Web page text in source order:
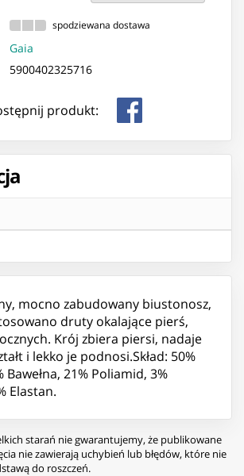
spodziewana dostawa
Gaia
5900402325716
produkt:
mocno zabudowany biustonosz,
druty okalające pierś,
Krój zbiera piersi, nadaje
i lekko je podnosi.Skład: 50%
Bawełna, 21% Poliamid, 3%
Elastan.
starań nie gwarantujemy, że publikowane
nie zawierają uchybień lub błędów, które nie
do roszczeń.